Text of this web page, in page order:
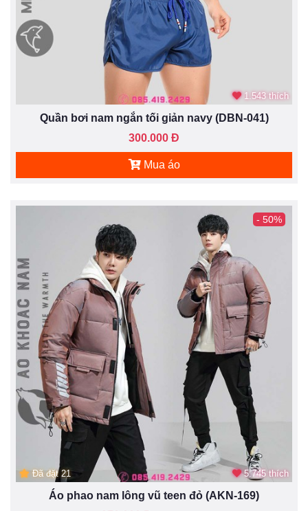
1.543 thích
Quần bơi nam ngắn tối giản navy (DBN-041)
300.000 Đ
Mua áo
- 50%
Đã đặt 21 5.745 thích
Áo phao nam lông vũ teen đỏ (AKN-169)